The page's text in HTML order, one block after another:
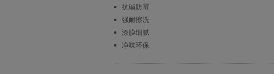
抗碱防霉
强耐擦洗
漆膜细腻
净味环保